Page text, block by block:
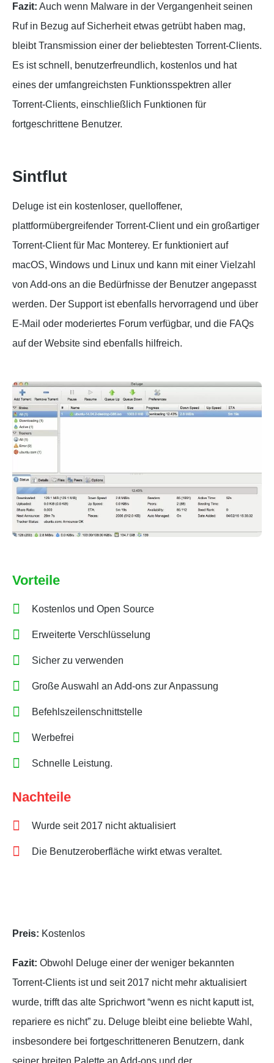
Fazit: Auch wenn Malware in der Vergangenheit seinen
Ruf in Bezug auf Sicherheit etwas getrübt haben mag,
bleibt Transmission einer der beliebtesten Torrent-Clients.
Es ist schnell, benutzerfreundlich, kostenlos und hat
eines der umfangreichsten Funktionsspektren aller
Torrent-Clients, einschließlich Funktionen für
fortgeschrittene Benutzer.
Sintflut
Deluge ist ein kostenloser, quelloffener,
plattformübergreifender Torrent-Client und ein großartiger
Torrent-Client für Mac Monterey. Er funktioniert auf
macOS, Windows und Linux und kann mit einer Vielzahl
von Add-ons an die Bedürfnisse der Benutzer angepasst
werden. Der Support ist ebenfalls hervorragend und über
E-Mail oder moderiertes Forum verfügbar, und die FAQs
auf der Website sind ebenfalls hilfreich.
Vorteile
Kostenlos und Open Source
Erweiterte Verschlüsselung
Sicher zu verwenden
Große Auswahl an Add-ons zur Anpassung
Befehlszeilenschnittstelle
Werbefrei
Schnelle Leistung.
Nachteile
Wurde seit 2017 nicht aktualisiert
Die Benutzeroberfläche wirkt etwas veraltet.
Preis: Kostenlos
Fazit: Obwohl Deluge einer der weniger bekannten
Torrent-Clients ist und seit 2017 nicht mehr aktualisiert
wurde, trifft das alte Sprichwort “wenn es nicht kaputt ist,
repariere es nicht” zu. Deluge bleibt eine beliebte Wahl,
insbesondere bei fortgeschritteneren Benutzern, dank
seiner breiten Palette an Add-ons und der